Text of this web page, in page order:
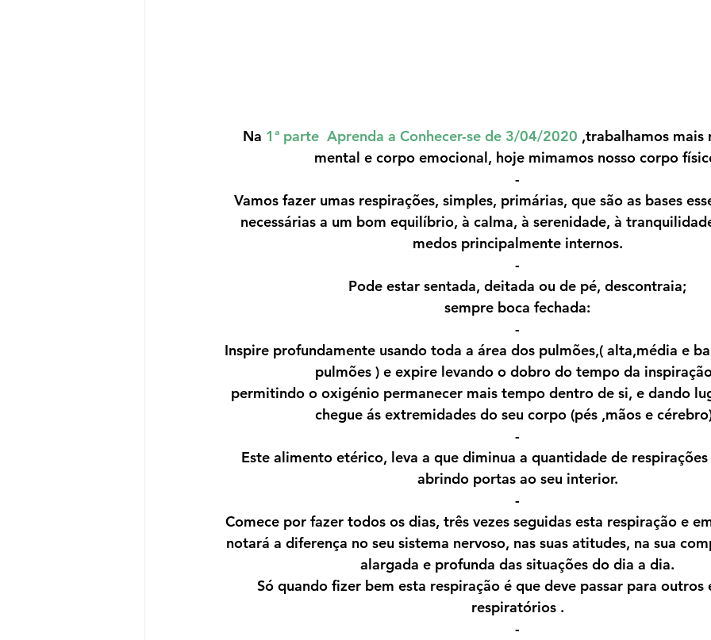
Na 1ª parte  Aprenda a Conhecer-se de 3/04/2020 ,trabalhamos mais
mental e corpo emocional, hoje mimamos nosso corpo
-
Vamos fazer umas respirações, simples, primárias, que são as bases
necessárias a um bom equilíbrio, à calma, à serenidade, à
medos principalmente internos.
-
Pode estar sentada, deitada ou de pé, descontraia;
sempre boca fechada:
-
Inspire profundamente usando toda a área dos pulmões,( alta,média e
pulmões ) e expire levando o dobro do tempo da
permitindo o oxigénio permanecer mais tempo dentro de si, e dando
chegue ás extremidades do seu corpo (pés ,mãos e
-
Este alimento etérico, leva a que diminua a quantidade de
abrindo portas ao seu interior.
-
Comece por fazer todos os dias, três vezes seguidas esta respiração e
notará a diferença no seu sistema nervoso, nas suas atitudes, na sua
alargada e profunda das situações do dia a dia.
Só quando fizer bem esta respiração é que deve passar para outros
respiratórios .
-